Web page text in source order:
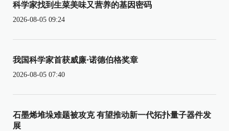
科学家找到生菜美味又营养的基因密码
2026-08-05 09:24
我国科学家首获威廉·诺德伯格奖章
2026-08-05 07:40
石墨烯堆垛难题被攻克 有望推动新一代拓扑量子器件发
展